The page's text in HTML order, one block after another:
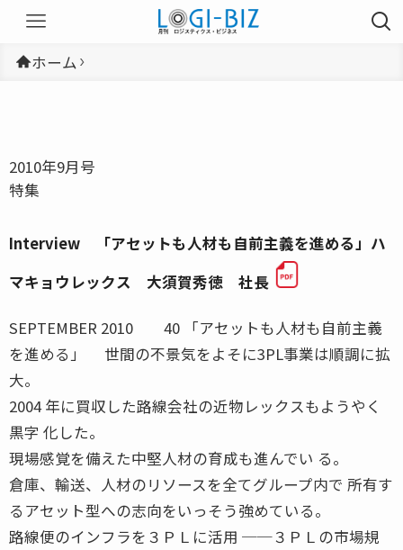
ホーム
2010年9月号
特集
Interview 「アセットも人材も自前主義を進める」ハ
マキョウレックス 大須賀秀徳 社長
SEPTEMBER 2010 40 「アセットも人材も自前主義
を進める」 世間の不景気をよそに3PL事業は順調に拡
大。
2004 年に買収した路線会社の近物レックスもようやく
黒字 化した。
現場感覚を備えた中堅人材の育成も進んでい る。
倉庫、輸送、人材のリソースを全てグループ内で 所有す
るアセット型への志向をいっそう強めている。
路線便のインフラを３ＰＬに活用 ──３ＰＬの市場規